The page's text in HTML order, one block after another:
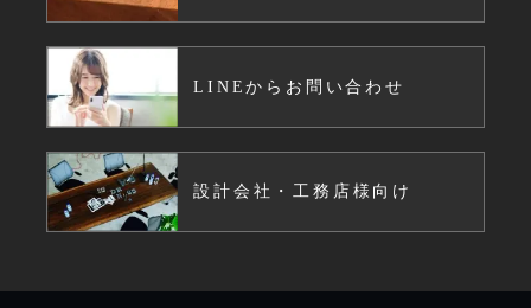
LINEからお問い合わせ
設計会社・工務店様向け